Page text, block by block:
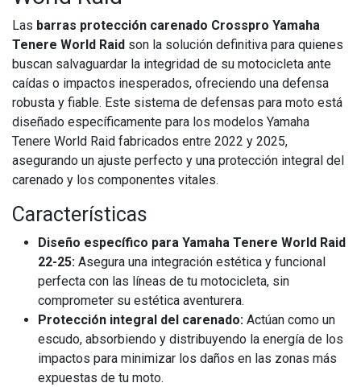
Las barras protección carenado Crosspro Yamaha
Tenere World Raid son la solución definitiva para quienes
buscan salvaguardar la integridad de su motocicleta ante
caídas o impactos inesperados, ofreciendo una defensa
robusta y fiable. Este sistema de defensas para moto está
diseñado específicamente para los modelos Yamaha
Tenere World Raid fabricados entre 2022 y 2025,
asegurando un ajuste perfecto y una protección integral del
carenado y los componentes vitales.
Características
Diseño específico para Yamaha Tenere World Raid
22-25: Asegura una integración estética y funcional
perfecta con las líneas de tu motocicleta, sin
comprometer su estética aventurera.
Protección integral del carenado: Actúan como un
escudo, absorbiendo y distribuyendo la energía de los
impactos para minimizar los daños en las zonas más
expuestas de tu moto.